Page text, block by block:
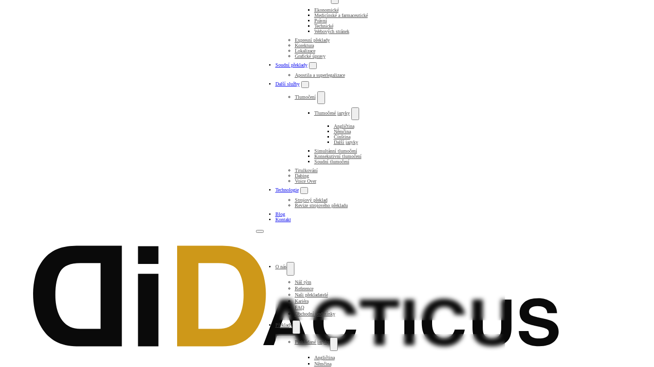
Ekonomické
Medicínské a farmaceutické
Právní
Technické
Webových stránek
Expresní překlady
Korektura
Lokalizace
Grafické úpravy
Soudní překlady
Apostila a superlegalizace
Další služby
Tlumočení
Tlumočené jazyky
Angličtina
Němčina
Čínština
Další jazyky
Simultánní tlumočení
Konsekutivní tlumočení
Soudní tlumočení
Titulkování
Dabing
Voice Over
Technologie
Strojový překlad
Revize strojového překladu
Blog
Kontakt
O nás
Náš tým
Reference
Naši překladatelé
Kariéra
FAQ
Obchodní podmínky
Překlady
Překládané jazyky
Angličtina
Němčina